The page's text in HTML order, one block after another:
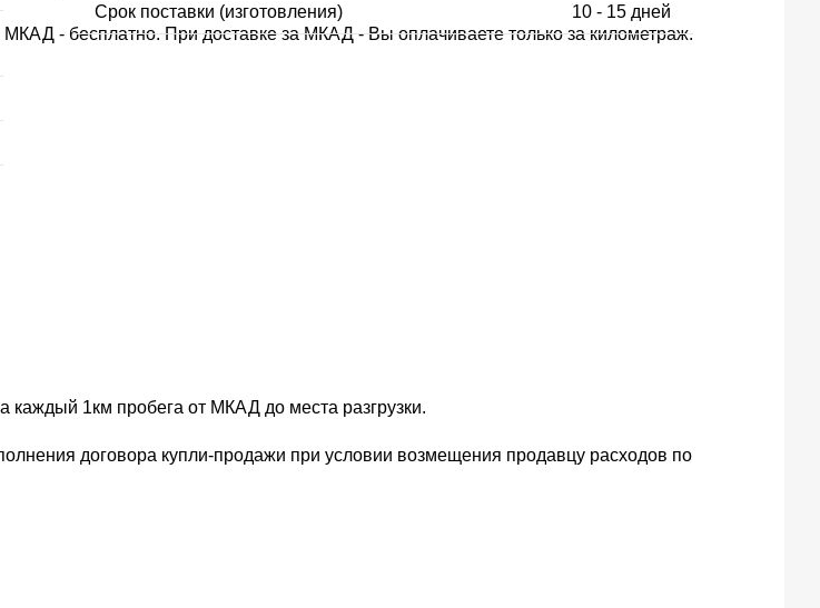
Срок поставки (изготовления) 10 - 15 дней
- бесплатно. При доставке за МКАД - Вы оплачиваете только за километраж.
каждый 1км пробега от МКАД до места разгрузки.
договора купли-продажи при условии возмещения продавцу расходов по